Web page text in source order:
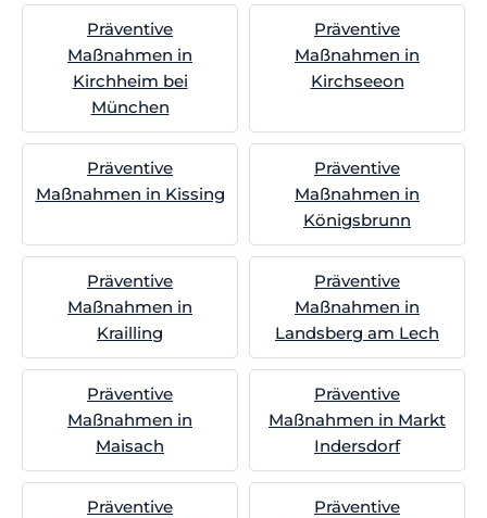
Präventive
Maßnahmen in
Kirchheim bei
München
Präventive
Maßnahmen in
Kirchseeon
Präventive
Maßnahmen in Kissing
Präventive
Maßnahmen in
Königsbrunn
Präventive
Maßnahmen in
Krailling
Präventive
Maßnahmen in
Landsberg am Lech
Präventive
Maßnahmen in
Maisach
Präventive
Maßnahmen in Markt
Indersdorf
Präventive
Präventive